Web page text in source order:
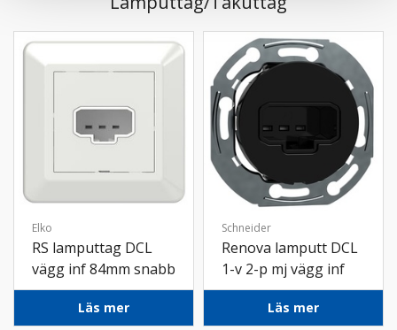
Elko
RS lamputtag DCL
vägg inf 84mm snabb
fv
Läs mer
Schneider
Renova lamputt DCL
1-v 2-p mj vägg inf
snabb sv
Läs mer